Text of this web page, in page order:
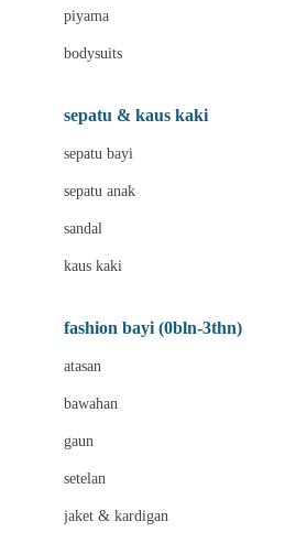
Beauty Barn
Bio Oil
Biolane
Bizzi Growin
Blooming Marvellous
Bravado
Buds Organics
piyama
bodysuits
sepatu & kaus kaki
sepatu bayi
sepatu anak
sandal
kaus kaki
fashion bayi (0bln-3thn)
atasan
bawahan
gaun
setelan
jaket & kardigan